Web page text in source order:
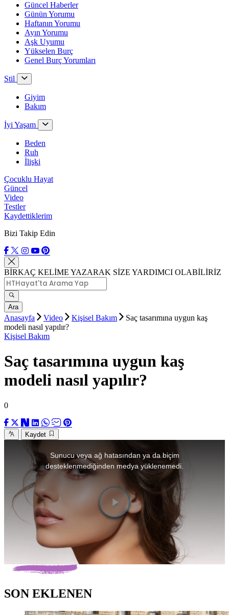
Güncel Haberler
Günün Yorumu
Haftanın Yorumu
Ayın Yorumu
Aşk Uyumu
Yükselen Burç
Genel Burç Yorumları
Stil
Giyim
Bakım
İyi Yaşam
Beden
Ruh
İlişki
Çocuklu Hayat
Güncel
Video
Testler
Kaydettiklerim
Bizi Takip Edin
BİRKAÇ KELİME YAZARAK SİZE YARDIMCI OLABİLİRİZ
Ara
Anasayfa Video Kişisel Bakım
Saç tasarımına uygun kaş
modeli nasıl yapılır?
Kişisel Bakım
Saç tasarımına uygun kaş
modeli nasıl yapılır?
0
Kaydet
Videoyu
Oynat
Sunucu veya ağ hatasından ya da biçim
desteklenmediğinden medya yüklenemedi.
SON EKLENEN